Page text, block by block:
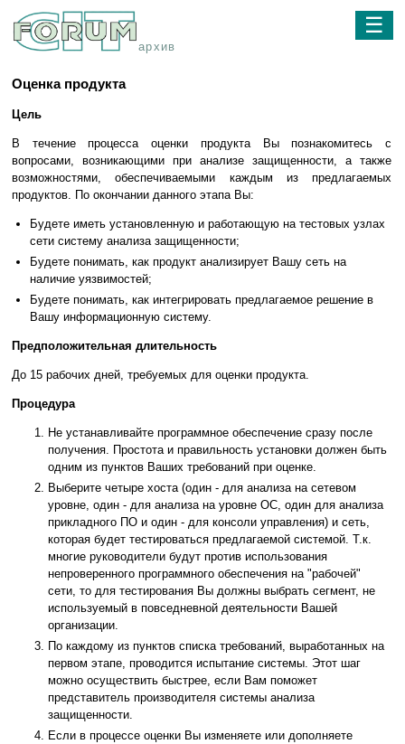
архив
☰
Оценка продукта
Цель
В течение процесса оценки продукта Вы познакомитесь с
вопросами, возникающими при анализе защищенности, а также
возможностями, обеспечиваемыми каждым из предлагаемых
продуктов. По окончании данного этапа Вы:
Будете иметь установленную и работающую на тестовых узлах
сети систему анализа защищенности;
Будете понимать, как продукт анализирует Вашу сеть на
наличие уязвимостей;
Будете понимать, как интегрировать предлагаемое решение в
Вашу информационную систему.
Предположительная длительность
До 15 рабочих дней, требуемых для оценки продукта.
Процедура
Не устанавливайте программное обеспечение сразу после
получения. Простота и правильность установки должен быть
одним из пунктов Ваших требований при оценке.
Выберите четыре хоста (один - для анализа на сетевом
уровне, один - для анализа на уровне ОС, один для анализа
прикладного ПО и один - для консоли управления) и сеть,
которая будет тестироваться предлагаемой системой. Т.к.
многие руководители будут против использования
непроверенного программного обеспечения на "рабочей"
сети, то для тестирования Вы должны выбрать сегмент, не
используемый в повседневной деятельности Вашей
организации.
По каждому из пунктов списка требований, выработанных на
первом этапе, проводится испытание системы. Этот шаг
можно осуществить быстрее, если Вам поможет
представитель производителя системы анализа
защищенности.
Если в процессе оценки Вы изменяете или дополняете